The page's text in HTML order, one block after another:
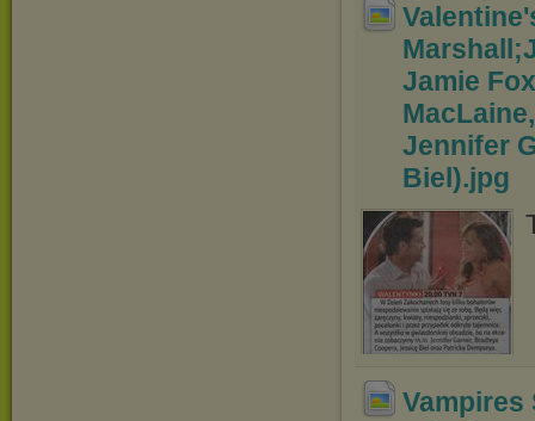
Marshall;
Jamie
Jennifer
Biel).jpg
Vampires